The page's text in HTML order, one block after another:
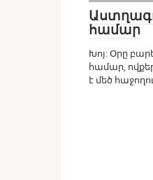
համար
Խոյ: Օրը
համար,
է մեծ